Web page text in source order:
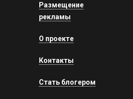
Размещение
рекламы
О проекте
Контакты
Стать блогером